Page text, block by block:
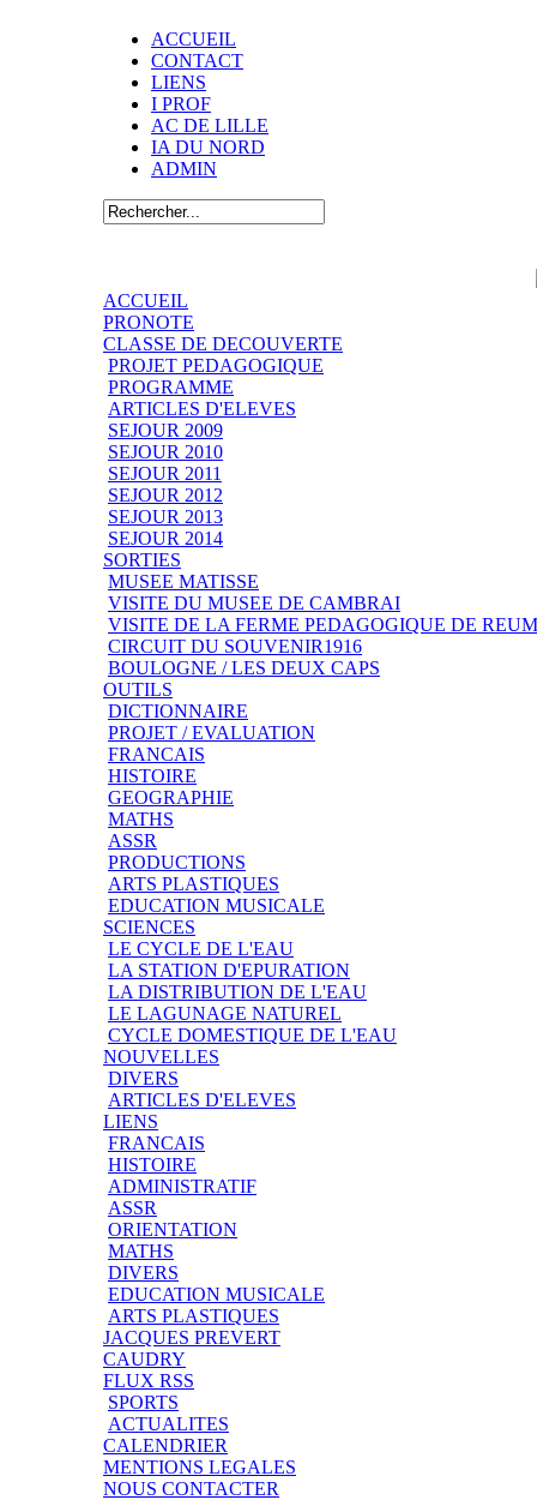
ACCUEIL
CONTACT
LIENS
I PROF
AC DE LILLE
IA DU NORD
ADMIN
ACCUEIL
PRONOTE
CLASSE DE DECOUVERTE
PROJET PEDAGOGIQUE
PROGRAMME
ARTICLES D'ELEVES
SEJOUR 2009
SEJOUR 2010
SEJOUR 2011
SEJOUR 2012
SEJOUR 2013
SEJOUR 2014
SORTIES
MUSEE MATISSE
VISITE DU MUSEE DE CAMBRAI
VISITE DE LA FERME PEDAGOGIQUE DE
CIRCUIT DU SOUVENIR1916
BOULOGNE / LES DEUX CAPS
OUTILS
DICTIONNAIRE
PROJET / EVALUATION
FRANCAIS
HISTOIRE
GEOGRAPHIE
MATHS
ASSR
PRODUCTIONS
ARTS PLASTIQUES
EDUCATION MUSICALE
SCIENCES
LE CYCLE DE L'EAU
LA STATION D'EPURATION
LA DISTRIBUTION DE L'EAU
LE LAGUNAGE NATUREL
CYCLE DOMESTIQUE DE L'EAU
NOUVELLES
DIVERS
ARTICLES D'ELEVES
LIENS
FRANCAIS
HISTOIRE
ADMINISTRATIF
ASSR
ORIENTATION
MATHS
DIVERS
EDUCATION MUSICALE
ARTS PLASTIQUES
JACQUES PREVERT
CAUDRY
FLUX RSS
SPORTS
ACTUALITES
CALENDRIER
MENTIONS LEGALES
NOUS CONTACTER